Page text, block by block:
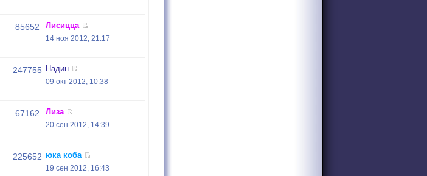
85652 Лисицца
14 ноя 2012, 21:17
247755 Надин
09 окт 2012, 10:38
67162 Лиза
20 сен 2012, 14:39
225652 юка коба
19 сен 2012, 16:43